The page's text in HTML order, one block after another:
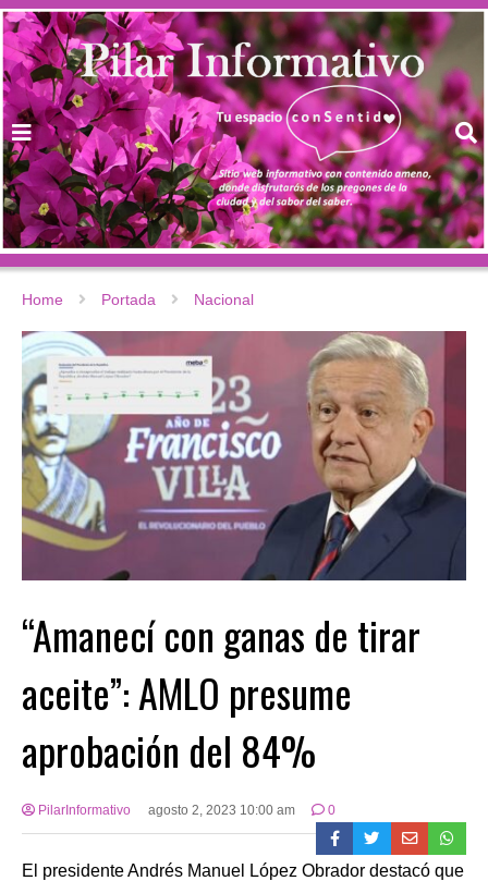
Home Portada Nacional
“Amanecí con ganas de tirar
aceite”: AMLO presume
aprobación del 84%
PilarInformativo agosto 2, 2023 10:00 am 0
El presidente Andrés Manuel López Obrador destacó que